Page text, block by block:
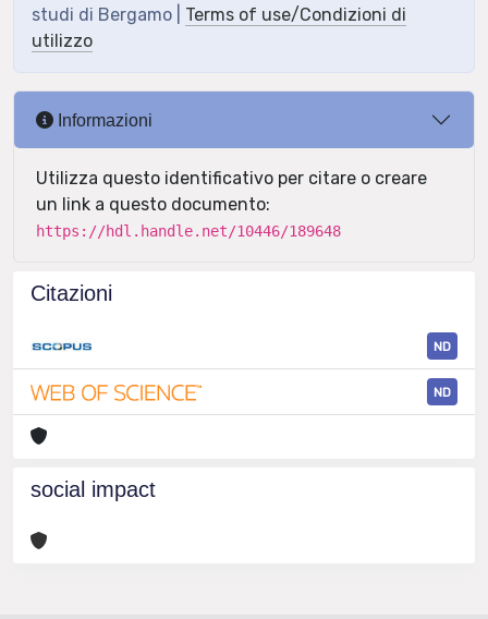
studi di Bergamo | Terms of use/Condizioni di
utilizzo
Informazioni
Utilizza questo identificativo per citare o creare
un link a questo documento:
https://hdl.handle.net/10446/189648
Citazioni
ND
ND
social impact